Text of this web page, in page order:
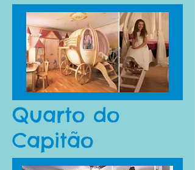
Quarto do
Capitão